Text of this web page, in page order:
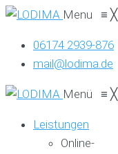
Menu ≡ ╳
06174 2939-876
mail@lodima.de
Menü ≡ ╳
Leistungen
Online-